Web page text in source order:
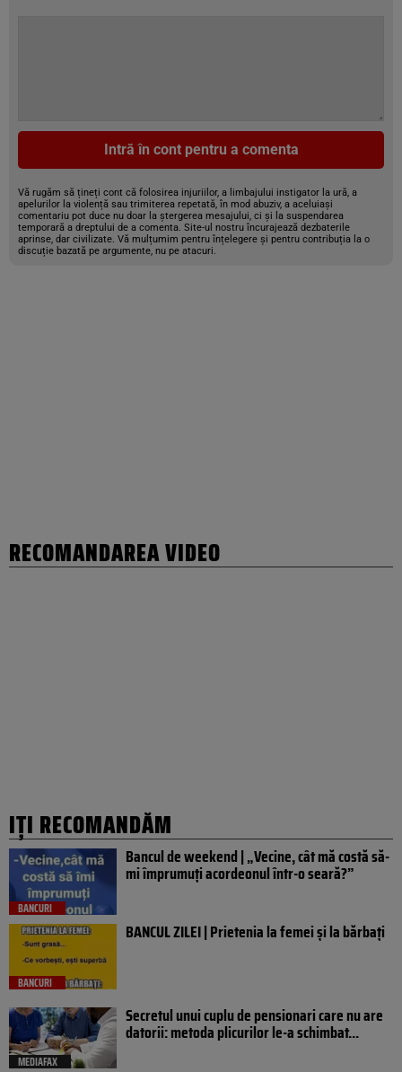
Intră în cont pentru a comenta
Vă rugăm să țineți cont că folosirea injuriilor, a limbajului instigator la ură, a
apelurilor la violență sau trimiterea repetată, în mod abuziv, a aceluiași
comentariu pot duce nu doar la ștergerea mesajului, ci și la suspendarea
temporară a dreptului de a comenta. Site-ul nostru încurajează dezbaterile
aprinse, dar civilizate. Vă mulțumim pentru înțelegere și pentru contribuția la o
discuție bazată pe argumente, nu pe atacuri.
RECOMANDAREA VIDEO
IȚI RECOMANDĂM
BANCURI
Bancul de weekend | „Vecine, cât mă costă să-
mi împrumuți acordeonul într-o seară?”
BANCURI
BANCUL ZILEI | Prietenia la femei și la bărbați
MEDIAFAX
Secretul unui cuplu de pensionari care nu are
datorii: metoda plicurilor le-a schimbat...